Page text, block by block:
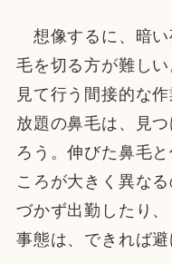
想像するに、暗い
毛を切る方が難し
見て行う間接的な
放題の鼻毛は、見
ろう。伸びた鼻毛
ころが大きく異な
づかず出勤したり
事態は、できれば避